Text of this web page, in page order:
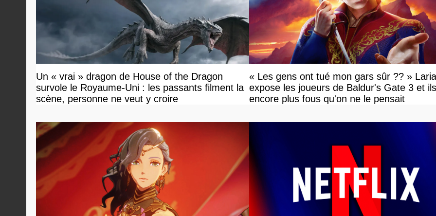
Un « vrai » dragon de House of the Dragon
survole le Royaume-Uni : les passants filment la
scène, personne ne veut y croire
« Les gens ont tué mon gars sûr ?? »
expose les joueurs de Baldur's Gate 3 et
encore plus fous qu'on ne le pensait